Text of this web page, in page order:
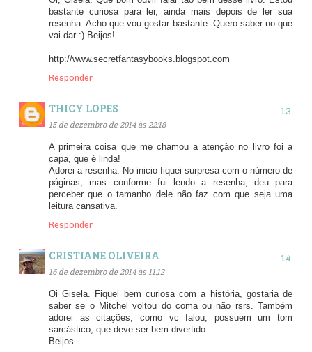
bastante curiosa para ler, ainda mais depois de ler sua
resenha. Acho que vou gostar bastante. Quero saber no que
vai dar :) Beijos!
http://www.secretfantasybooks.blogspot.com
Responder
THICY LOPES
15 de dezembro de 2014 às 22:18
A primeira coisa que me chamou a atenção no livro foi a
capa, que é linda!
Adorei a resenha. No inicio fiquei surpresa com o número de
páginas, mas conforme fui lendo a resenha, deu para
perceber que o tamanho dele não faz com que seja uma
leitura cansativa.
Responder
CRISTIANE OLIVEIRA
16 de dezembro de 2014 às 11:12
Oi Gisela. Fiquei bem curiosa com a história, gostaria de
saber se o Mitchel voltou do coma ou não rsrs. Também
adorei as citações, como vc falou, possuem um tom
sarcástico, que deve ser bem divertido.
Beijos